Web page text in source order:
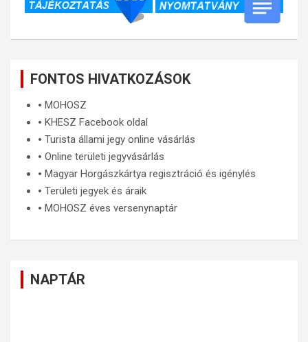
FONTOS HIVATKOZÁSOK
🞄 MOHOSZ
🞄 KHESZ Facebook oldal
🞄 Turista állami jegy online vásárlás
🞄 Online területi jegyvásárlás
🞄 Magyar Horgászkártya regisztráció és igénylés
🞄 Területi jegyek és áraik
🞄 MOHOSZ éves versenynaptár
NAPTÁR